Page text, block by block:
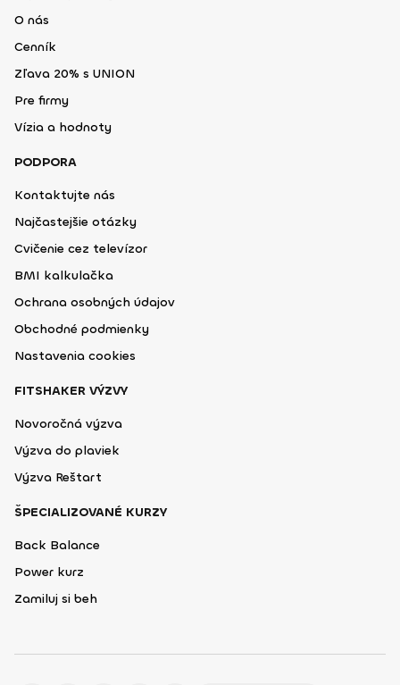
O nás
Cenník
Zľava 20% s UNION
Pre firmy
Vízia a hodnoty
PODPORA
Kontaktujte nás
Najčastejšie otázky
Cvičenie cez televízor
BMI kalkulačka
Ochrana osobných údajov
Obchodné podmienky
Nastavenia cookies
FITSHAKER VÝZVY
Novoročná výzva
Výzva do plaviek
Výzva Reštart
ŠPECIALIZOVANÉ KURZY
Back Balance
Power kurz
Zamiluj si beh